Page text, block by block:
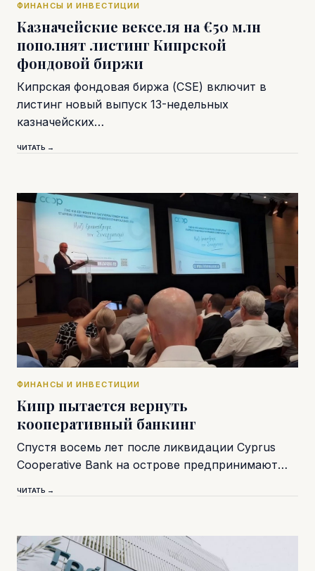
ФИНАНСЫ И ИНВЕСТИЦИИ
Казначейские векселя на €50 млн
пополнят листинг Кипрской
фондовой биржи
Кипрская фондовая биржа (CSE) включит в
листинг новый выпуск 13-недельных
казначейских…
ЧИТАТЬ →
ФИНАНСЫ И ИНВЕСТИЦИИ
Кипр пытается вернуть
кооперативный банкинг
Спустя восемь лет после ликвидации Cyprus
Cooperative Bank на острове предпринимают…
ЧИТАТЬ →